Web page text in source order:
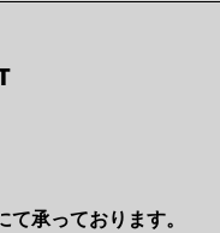
承っております。